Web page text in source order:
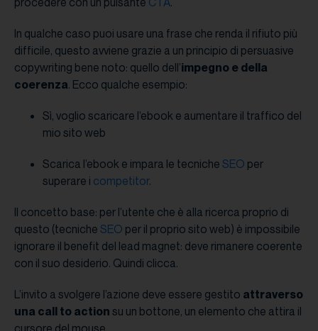
In qualche caso puoi usare una frase che renda il rifiuto più
difficile, questo avviene grazie a un principio di persuasive
copywriting bene noto: quello dell’impegno e della
coerenza. Ecco qualche esempio:
Sì, voglio scaricare l’ebook e aumentare il traffico del
mio sito web
Scarica l’ebook e impara le tecniche SEO per
superare i competitor.
Il concetto base: per l’utente che è alla ricerca proprio di
questo (tecniche SEO per il proprio sito web) è impossibile
ignorare il benefit del lead magnet: deve rimanere coerente
con il suo desiderio. Quindi clicca.
L’invito a svolgere l’azione deve essere gestito attraverso
una call to action su un bottone, un elemento che attira il
cursore del mouse.